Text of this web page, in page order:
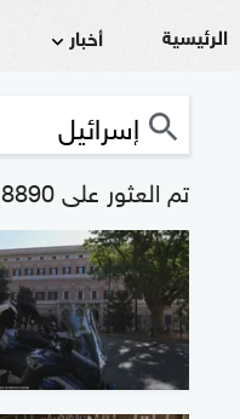
الرئيسية أخبار
تم العثور على 18890 أخبار "إسرائيل"